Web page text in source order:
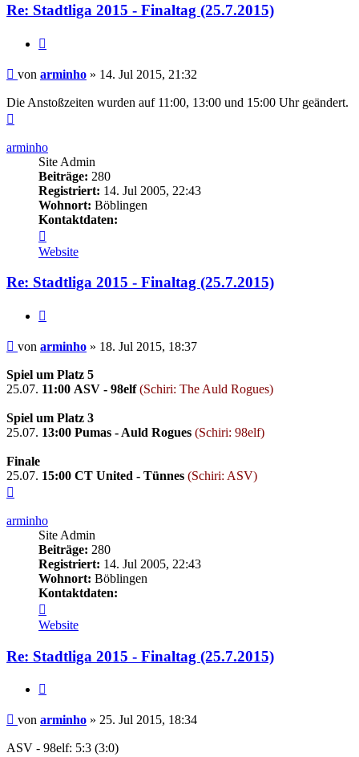
Re: Stadtliga 2015 - Finaltag (25.7.2015)
Beitrag
von arminho » 14. Jul 2015, 21:32
Die Anstoßzeiten wurden auf 11:00, 13:00 und 15:00 Uhr geändert.
arminho
Site Admin
Beiträge: 280
Registriert: 14. Jul 2005, 22:43
Wohnort: Böblingen
Kontaktdaten:
von
arminho
Website
Re: Stadtliga 2015 - Finaltag (25.7.2015)
Beitrag
von arminho » 18. Jul 2015, 18:37
Spiel um Platz 5
25.07. 11:00 ASV - 98elf (Schiri: The Auld Rogues)
Spiel um Platz 3
25.07. 13:00 Pumas - Auld Rogues (Schiri: 98elf)
Finale
25.07. 15:00 CT United - Tünnes (Schiri: ASV)
arminho
Site Admin
Beiträge: 280
Registriert: 14. Jul 2005, 22:43
Wohnort: Böblingen
Kontaktdaten:
von
arminho
Website
Re: Stadtliga 2015 - Finaltag (25.7.2015)
Beitrag
von arminho » 25. Jul 2015, 18:34
ASV - 98elf: 5:3 (3:0)